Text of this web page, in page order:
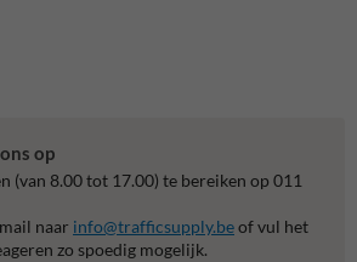
op
(van 8.00 tot 17.00) te bereiken op 011
naar info@trafficsupply.beof vul het
zo spoedig mogelijk.